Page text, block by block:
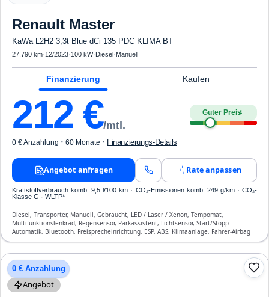
Renault Master
KaWa L2H2 3,3t Blue dCi 135 PDC KLIMA BT
27.790 km· 12/2023· 100 kW· Diesel· Manuell
Finanzierung Kaufen
212 €/mtl.
Guter Preis4
0 € Anzahlung · 60 Monate · Finanzierungs-Details
Angebot anfragen Rate anpassen
Kraftstoffverbrauch komb. 9,5 l/100 km · CO₂-Emissionen komb. 249 g/km · CO₂-
Klasse G · WLTP*
Diesel, Transporter, Manuell, Gebraucht, LED / Laser / Xenon, Tempomat,
Multifunktionslenkrad, Regensensor, Parkassistent, Lichtsensor, Start/Stopp-
Automatik, Bluetooth, Freisprecheinrichtung, ESP, ABS, Klimaanlage, Fahrer-Airbag
0 € Anzahlung
Angebot